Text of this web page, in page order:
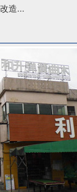
造...